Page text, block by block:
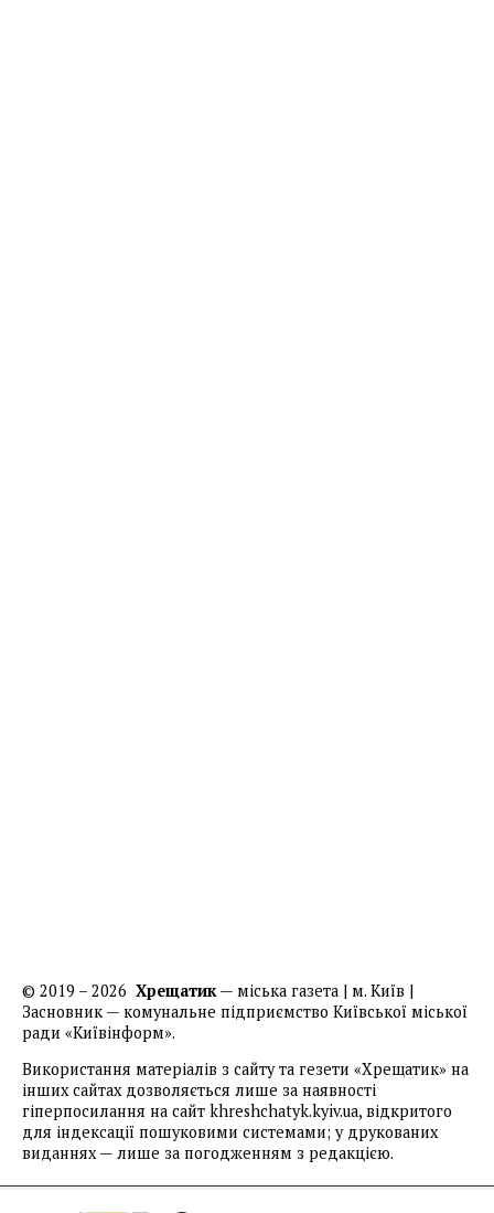
© 2019 – 2026 Хрещатик— міська газета | м. Київ |
Засновник — комунальне підприємство Київської міської
ради «Київінформ».
Використання матеріалів з сайту та гезети «Хрещатик» на
інших сайтах дозволяється лише за наявності
гіперпосилання на сайт khreshchatyk.kyiv.ua, відкритого
для індексації пошуковими системами; у друкованих
виданнях — лише за погодженням з редакцією.